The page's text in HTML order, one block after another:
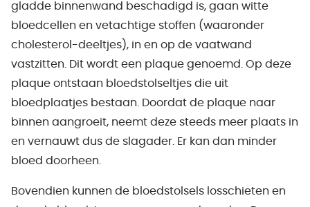
gladde binnenwand beschadigd is, gaan witte
bloedcellen en vetachtige stoffen (waaronder
cholesterol-deeltjes), in en op de vaatwand
vastzitten. Dit wordt een plaque genoemd. Op deze
plaque ontstaan bloedstolseltjes die uit
bloedplaatjes bestaan. Doordat de plaque naar
binnen aangroeit, neemt deze steeds meer plaats in
en vernauwt dus de slagader. Er kan dan minder
bloed doorheen.
Bovendien kunnen de bloedstolsels losschieten en